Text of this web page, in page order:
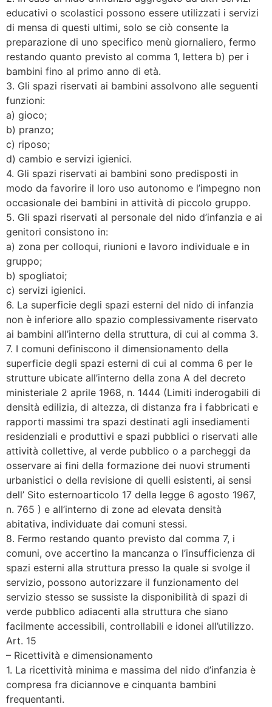
educativi o scolastici possono essere utilizzati i servizi
di mensa di questi ultimi, solo se ciò consente la
preparazione di uno specifico menù giornaliero, fermo
restando quanto previsto al comma 1, lettera b) per i
bambini fino al primo anno di età.
3. Gli spazi riservati ai bambini assolvono alle seguenti
funzioni:
a) gioco;
b) pranzo;
c) riposo;
d) cambio e servizi igienici.
4. Gli spazi riservati ai bambini sono predisposti in
modo da favorire il loro uso autonomo e l’impegno non
occasionale dei bambini in attività di piccolo gruppo.
5. Gli spazi riservati al personale del nido d’infanzia e ai
genitori consistono in:
a) zona per colloqui, riunioni e lavoro individuale e in
gruppo;
b) spogliatoi;
c) servizi igienici.
6. La superficie degli spazi esterni del nido di infanzia
non è inferiore allo spazio complessivamente riservato
ai bambini all’interno della struttura, di cui al comma 3.
7. I comuni definiscono il dimensionamento della
superficie degli spazi esterni di cui al comma 6 per le
strutture ubicate all’interno della zona A del decreto
ministeriale 2 aprile 1968, n. 1444 (Limiti inderogabili di
densità edilizia, di altezza, di distanza fra i fabbricati e
rapporti massimi tra spazi destinati agli insediamenti
residenziali e produttivi e spazi pubblici o riservati alle
attività collettive, al verde pubblico o a parcheggi da
osservare ai fini della formazione dei nuovi strumenti
urbanistici o della revisione di quelli esistenti, ai sensi
dell’ Sito esternoarticolo 17 della legge 6 agosto 1967,
n. 765 ) e all’interno di zone ad elevata densità
abitativa, individuate dai comuni stessi.
8. Fermo restando quanto previsto dal comma 7, i
comuni, ove accertino la mancanza o l’insufficienza di
spazi esterni alla struttura presso la quale si svolge il
servizio, possono autorizzare il funzionamento del
servizio stesso se sussiste la disponibilità di spazi di
verde pubblico adiacenti alla struttura che siano
facilmente accessibili, controllabili e idonei all’utilizzo.
Art. 15
– Ricettività e dimensionamento
1. La ricettività minima e massima del nido d’infanzia è
compresa fra diciannove e cinquanta bambini
frequentanti.